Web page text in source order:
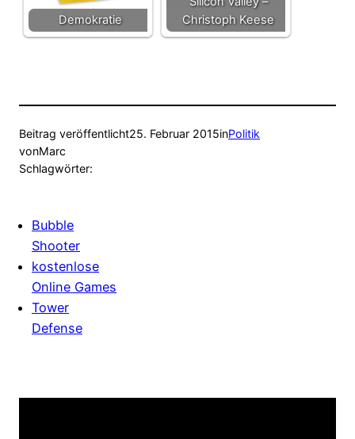
Demokratie
Christoph Keese
Beitrag veröffentlicht25. Februar 2015inPolitik
vonMarc
Schlagwörter:
Bubble
Shooter
kostenlose
Online Games
Tower
Defense